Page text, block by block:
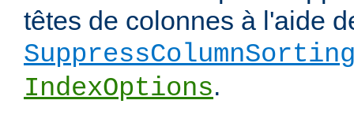
têtes de colonnes à l'aide
IndexOptions.